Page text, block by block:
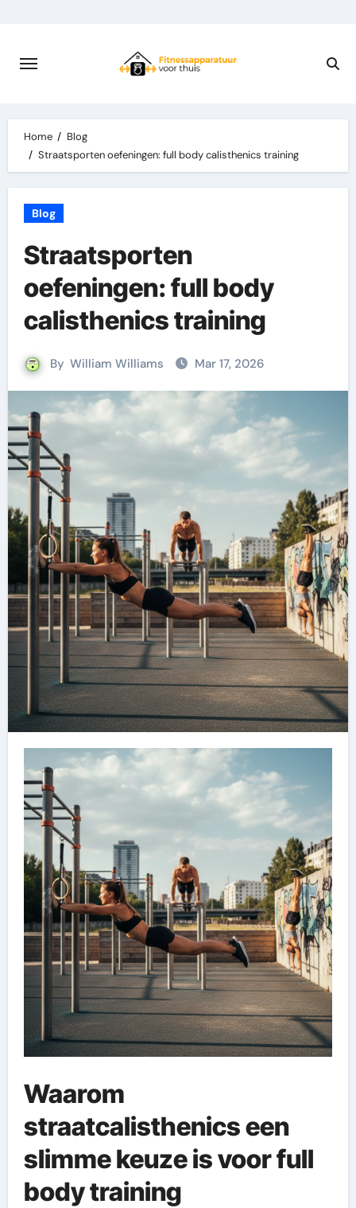
content
Home
Blog
Straatsportenoefeningen: full bodycalisthenics training
Blog
Straatsporten
oefeningen: full body
calisthenics training
By William Williams Mar 17, 2026
Waarom
straatcalisthenics een
slimme keuze is voor full
body training